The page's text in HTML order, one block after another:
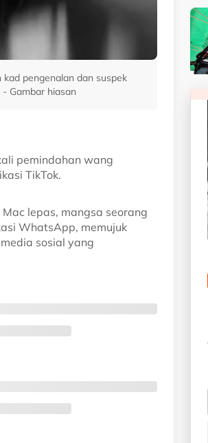
pengenalan dan suspek
Gambar hiasan
pemindahan wang
TikTok.
lepas, mangsa seorang
WhatsApp, memujuk
sosial yang